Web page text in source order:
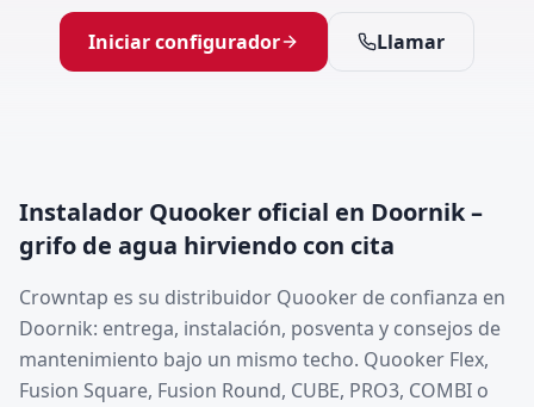
Iniciar configurador Llamar
Instalador Quooker oficial en Doornik –
grifo de agua hirviendo con cita
Crowntap es su distribuidor Quooker de confianza en
Doornik: entrega, instalación, posventa y consejos de
mantenimiento bajo un mismo techo. Quooker Flex,
Fusion Square, Fusion Round, CUBE, PRO3, COMBI o